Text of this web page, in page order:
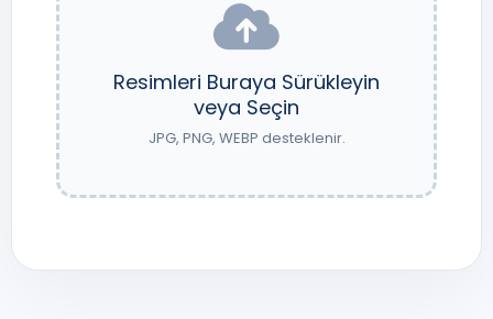
Resimleri Buraya Sürükleyin
veya Seçin
JPG, PNG, WEBP desteklenir.